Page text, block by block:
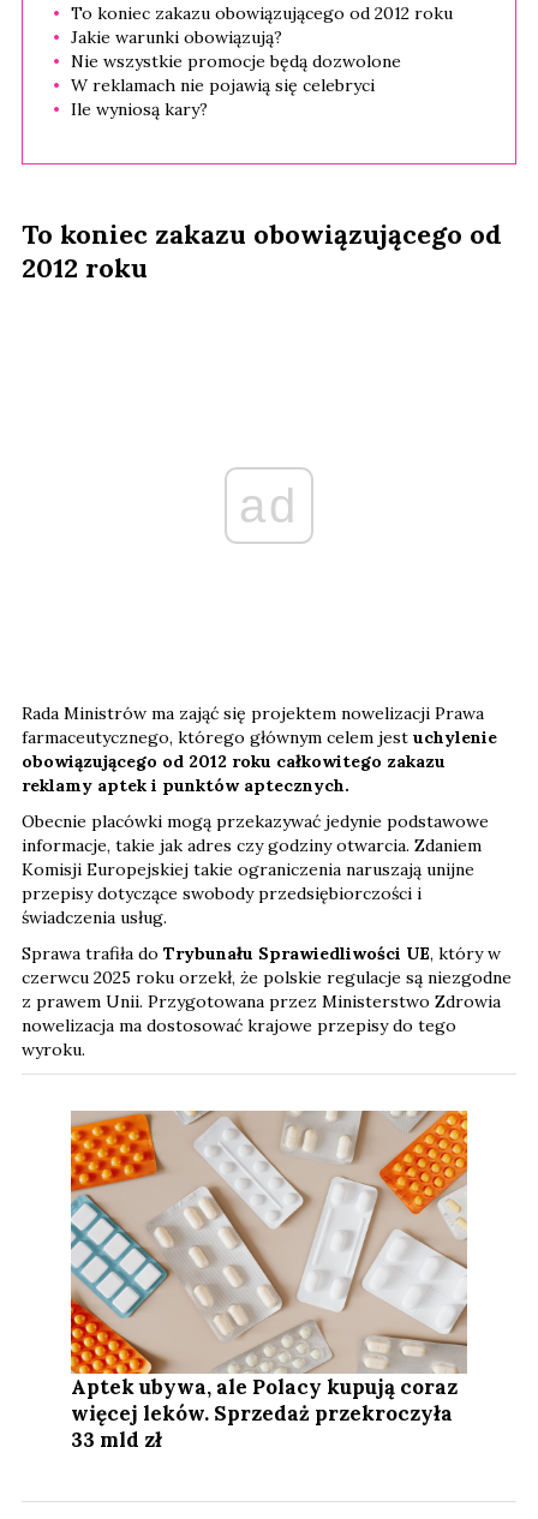
To koniec zakazu obowiązującego od 2012 roku
Jakie warunki obowiązują?
Nie wszystkie promocje będą dozwolone
W reklamach nie pojawią się celebryci
Ile wyniosą kary?
To koniec zakazu obowiązującego od
2012 roku
ad
Rada Ministrów ma zająć się projektem nowelizacji Prawa
farmaceutycznego, którego głównym celem jest uchylenie
obowiązującego od 2012 roku całkowitego zakazu
reklamy aptek i punktów aptecznych.
Obecnie placówki mogą przekazywać jedynie podstawowe
informacje, takie jak adres czy godziny otwarcia. Zdaniem
Komisji Europejskiej takie ograniczenia naruszają unijne
przepisy dotyczące swobody przedsiębiorczości i
świadczenia usług.
Sprawa trafiła do Trybunału Sprawiedliwości UE, który w
czerwcu 2025 roku orzekł, że polskie regulacje są niezgodne
z prawem Unii. Przygotowana przez Ministerstwo Zdrowia
nowelizacja ma dostosować krajowe przepisy do tego
wyroku.
Aptek ubywa, ale Polacy kupują coraz
więcej leków. Sprzedaż przekroczyła
33 mld zł